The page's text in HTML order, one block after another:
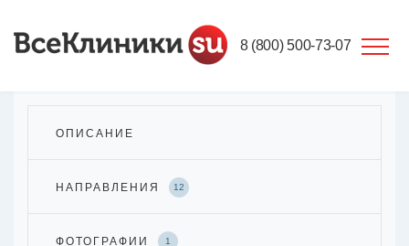
8 (800) 500-73-07
ОПИСАНИЕ
НАПРАВЛЕНИЯ 12
ФОТОГРАФИИ 1